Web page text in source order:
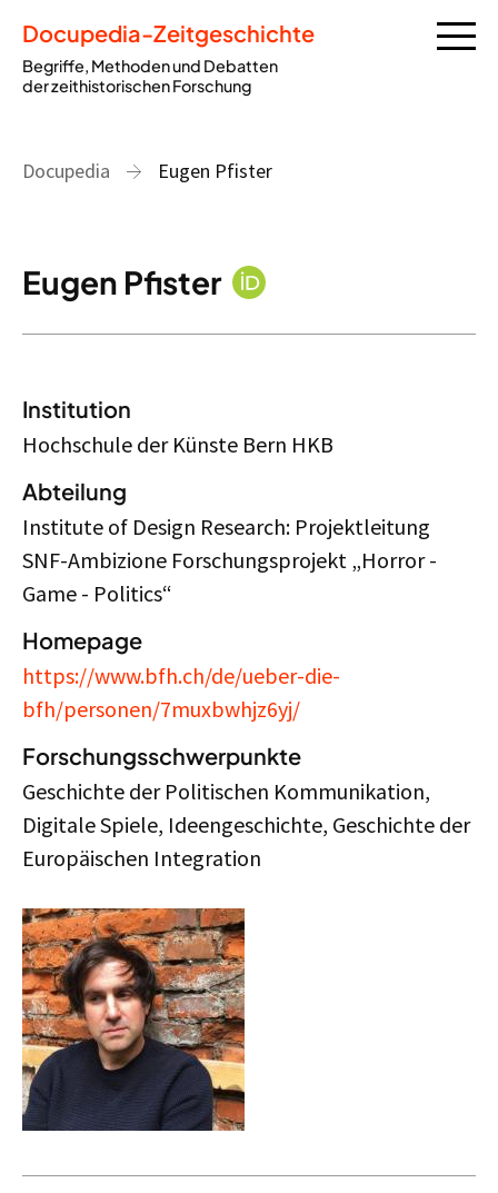
Docupedia-Zeitgeschichte
Begriffe, Methoden und Debatten
der zeithistorischen Forschung
Docupedia Eugen Pfister
Eugen Pfister
Institution
Hochschule der Künste Bern HKB
Abteilung
Institute of Design Research: Projektleitung
SNF-Ambizione Forschungsprojekt „Horror -
Game - Politics“
Homepage
https://www.bfh.ch/de/ueber-die-
bfh/personen/7muxbwhjz6yj/
Forschungsschwerpunkte
Geschichte der Politischen Kommunikation,
Digitale Spiele, Ideengeschichte, Geschichte der
Europäischen Integration